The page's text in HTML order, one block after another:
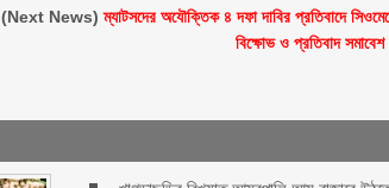
(Next News)ম্যাটসদের অযৌক্তিক ৪ দফা দাবির প্রতিবাদে
বিক্ষোভ ও প্রতিবাদ সমাবেশ